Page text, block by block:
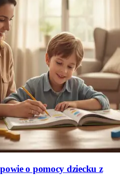
o pomocy dziecku z